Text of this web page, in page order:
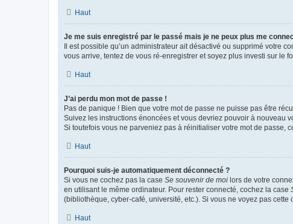
Haut
Je me suis enregistré par le passé mais je ne peux plus me
Il est possible qu’un administrateur ait désactivé ou supprimé votre
vous arrive, tentez de vous ré-enregistrer et soyez plus investi sur le
Haut
J’ai perdu mon mot de passe !
Pas de panique ! Bien que votre mot de passe ne puisse pas être
Suivez les instructions énoncées et vous devriez pouvoir à nouveau
Si toutefois vous ne parveniez pas à réinitialiser votre mot de passe,
Haut
Pourquoi suis-je automatiquement déconnecté ?
Si vous ne cochez pas la case Se souvenir de moi lors de votre
en utilisant le même ordinateur. Pour rester connecté, cochez la case
(bibliothèque, cyber-café, université, etc.). Si vous ne voyez pas
Haut